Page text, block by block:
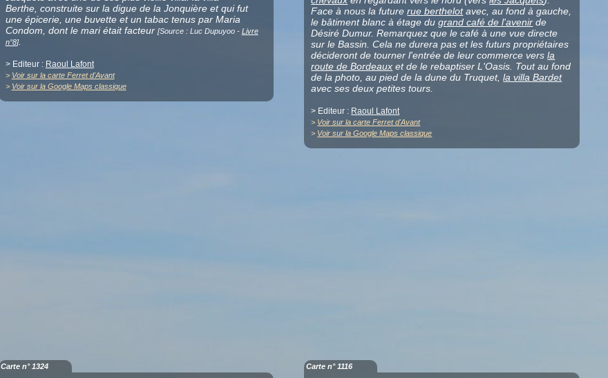
Berthe, construite sur la digue de la Jonquière et qui fut
une épicerie, une buvette et un tabac tenus par Maria
Condom, dont le mari était facteur [Source : Luc Dupuyoo - Livre
n°8].
> Editeur : Raoul Lafont
> Voir sur la carte Ferret d'Avant
> Voir sur la Google Maps classique
Face à nous la futurerue berthelotavec, au fond à gauche,
le bâtiment blanc à étage dugrand café de l'avenir de
Désiré Dumur. Remarquez que le café à une vue directe
sur le Bassin. Cela ne durera pas et les futurs propriétaires
décideront de tourner l'entrée de leur commerce versla
route de Bordeaux et de le rebaptiser L'Oasis. Tout au fond
de la photo, au pied de la dune du Truquet,la villa Bardet
avec ses deux petites tours.
> Editeur : Raoul Lafont
> Voir sur la carte Ferret d'Avant
> Voir sur la Google Maps classique
Carte n° 1324 Carte n° 1116